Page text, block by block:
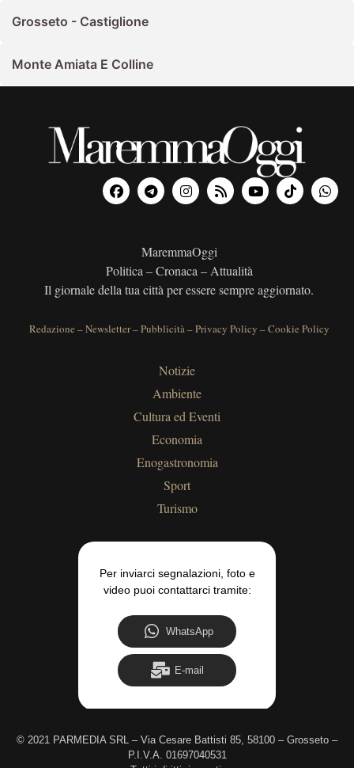
Grosseto - Castiglione
Monte Amiata E Colline
MaremmaOggi
Politica – Cronaca – Attualità
Il giornale della tua città per essere sempre aggiornato.
Redazione –Newsletter–Pubblicità–Privacy Policy –Cookie Policy
Notizie
Ambiente
Cultura ed Eventi
Economia
Enogastronomia
Sport
Turismo
Per inviarci segnalazioni, foto e
video puoi contattarci tramite:
WhatsApp
E-mail
© 2021 PARMEDIA SRL – Via Cesare Battisti 85, 58100 – Grosseto –
P.I.V.A. 01697040531